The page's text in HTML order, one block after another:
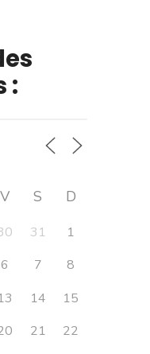
:
V S D
31
1
6 7
8
14
15
21
22